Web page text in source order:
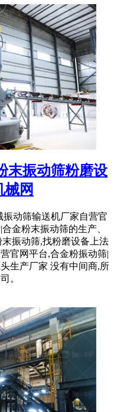
末振动筛粉磨设
械网
振动筛输送机厂家自营官
金粉末振动筛的生产、
振动筛,找粉磨设备上法
官网平台,合金粉振动筛|
生产厂家 没有中间商,所
。